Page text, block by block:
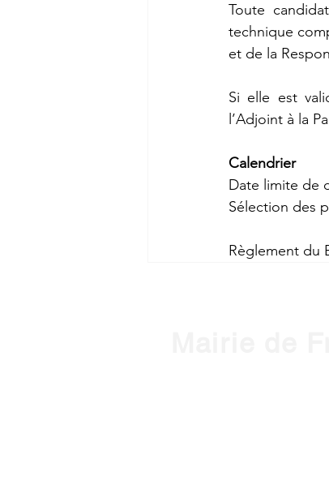
Toute
technique
et de la
Si elle est
l’Adjoint à la
Calendrier
Date limite de
Sélection des
Règlement du